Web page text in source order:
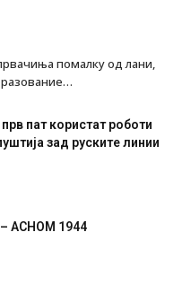
помалку од лани,
пат користат роботи
зад руските линии
АСНОМ 1944